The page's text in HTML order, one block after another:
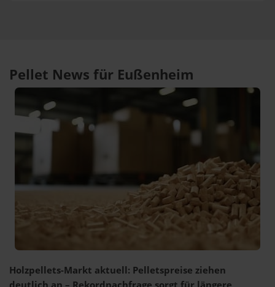
Pellet News für Eußenheim
Holzpellets-Markt aktuell: Pelletspreise ziehen